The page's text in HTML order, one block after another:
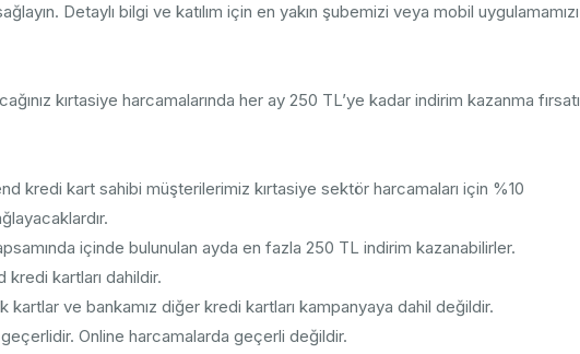
Detaylı bilgi ve katılım için en yakın şubemizi veya mobil uygulamamızı
kırtasiye harcamalarında her ay 250 TL’ye kadar indirim kazanma fırsatı
kredi kart sahibi müşterilerimiz kırtasiye sektör harcamaları için %10
içinde bulunulan ayda en fazla 250 TL indirim kazanabilirler.
kredi kartları dahildir.
kartlar ve bankamız diğer kredi kartları kampanyaya dahil değildir.
Online harcamalarda geçerli değildir.